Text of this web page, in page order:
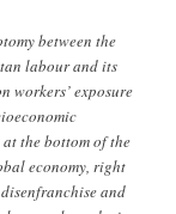
between the
labour and its
workers’ exposure
the bottom of the
economy, right
and